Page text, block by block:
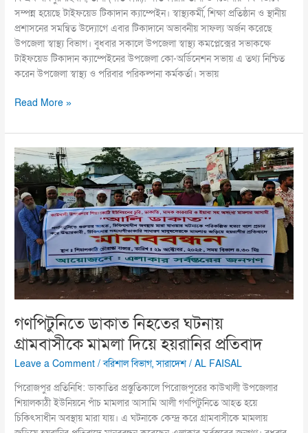
সম্পন্ন হয়েছে টাইফয়েড টিকাদান ক্যাম্পেইন। স্বাস্থ্যকর্মী, শিক্ষা প্রতিষ্ঠান ও স্থানীয়
প্রশাসনের সমন্বিত উদ্যোগে এবার টিকাদানে অভাবনীয় সাফল্য অর্জন করেছে
উপজেলা স্বাস্থ্য বিভাগ। বুধবার সকালে উপজেলা স্বাস্থ্য কমপ্লেক্সের সভাকক্ষে
টাইফয়েড টিকাদান ক্যাম্পেইনের উপজেলা কো-অর্ডিনেশন সভায় এ তথ্য নিশ্চিত
করেন উপজেলা স্বাস্থ্য ও পরিবার পরিকল্পনা কর্মকর্তা। সভায়
Read More »
গণপিটুনিতে ডাকাত নিহতের ঘটনায়
গ্রামবাসীকে মামলা দিয়ে হয়রানির প্রতিবাদ
Leave a Comment /বরিশাল বিভাগ,সারাদেশ /AL FAISAL
পিরোজপুর প্রতিনিধি: ডাকাতির প্রস্তুতিকালে পিরোজপুরের কাউখালী উপজেলার
শিয়ালকাঠী ইউনিয়নে পাঁচ মামলার আসামি আলী গণপিটুনিতে আহত হয়ে
চিকিৎসাধীন অবস্থায় মারা যায়। এ ঘটনাকে কেন্দ্র করে গ্রামবাসীকে মামলায়
গণপিটুনিতে
ডাকাত
নিহতের
ঘটনায়
গ্রামবাসীকে
মামলা
দিয়ে
হয়রানির
প্রতিবাদ